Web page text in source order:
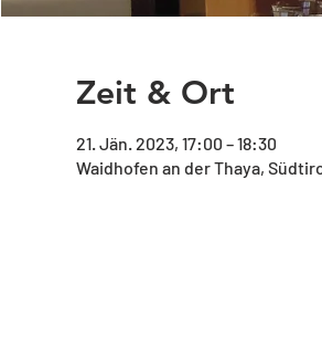
Zeit & Ort
21. Jän. 2023, 17:00 – 18:30
Waidhofen an der Thaya,